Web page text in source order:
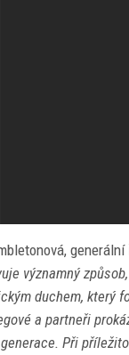
významný
duchem, který
a partneři
Při